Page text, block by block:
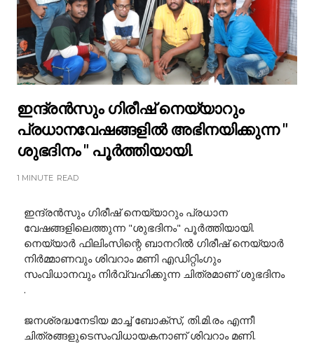
ഇന്ദ്രൻസും ഗിരീഷ് നെയ്യാറും
പ്രധാനവേഷങ്ങളിൽ അഭിനയിക്കുന്ന "
ശുഭദിനം " പൂർത്തിയായി.
1 MINUTE READ
ഇന്ദ്രൻസും ഗിരീഷ് നെയ്യാറും പ്രധാന
വേഷങ്ങളിലെത്തുന്ന "ശുഭദിനം" പൂർത്തിയായി.
നെയ്യാർ ഫിലിംസിന്റെ ബാനറിൽ ഗിരീഷ് നെയ്യാർ
നിർമ്മാണവും ശിവറാം മണി എഡിറ്റിംഗും
സംവിധാനവും നിർവ്വഹിക്കുന്ന ചിത്രമാണ് ശുഭദിനം
.
ജനശ്രദ്ധനേടിയ മാച്ച് ബോക്സ്, തി.മി.രം എന്നീ
ചിത്രങ്ങളുടെസംവിധായകനാണ് ശിവറാം മണി.